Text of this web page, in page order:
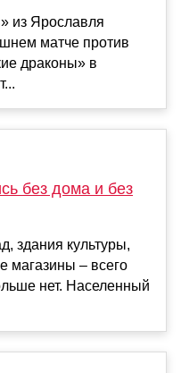
из Ярославля
матче против
драконы» в
без дома и без
здания культуры,
магазины – всего
нет. Населенный